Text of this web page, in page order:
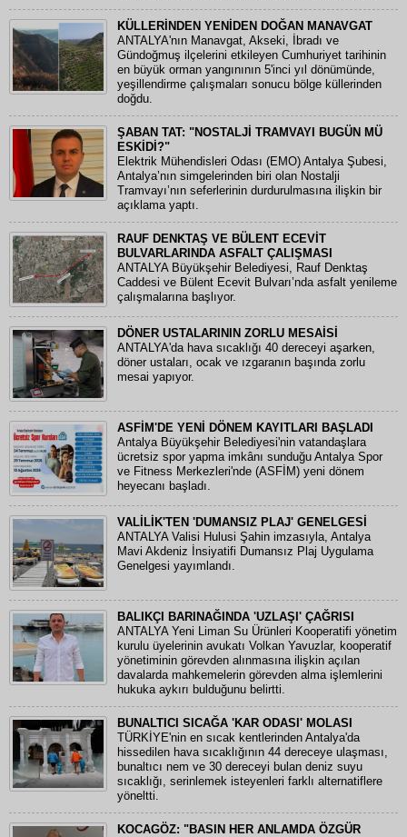
KÜLLERİNDEN YENİDEN DOĞAN MANAVGAT
ANTALYA'nın Manavgat, Akseki, İbradı ve
Gündoğmuş ilçelerini etkileyen Cumhuriyet tarihinin
en büyük orman yangınının 5'inci yıl dönümünde,
yeşillendirme çalışmaları sonucu bölge küllerinden
doğdu.
ŞABAN TAT: "NOSTALJİ TRAMVAYI BUGÜN MÜ
ESKİDİ?"
Elektrik Mühendisleri Odası (EMO) Antalya Şubesi,
Antalya’nın simgelerinden biri olan Nostalji
Tramvayı’nın seferlerinin durdurulmasına ilişkin bir
açıklama yaptı.
RAUF DENKTAŞ VE BÜLENT ECEVİT
BULVARLARINDA ASFALT ÇALIŞMASI
ANTALYA Büyükşehir Belediyesi, Rauf Denktaş
Caddesi ve Bülent Ecevit Bulvarı’nda asfalt yenileme
çalışmalarına başlıyor.
DÖNER USTALARININ ZORLU MESAİSİ
ANTALYA'da hava sıcaklığı 40 dereceyi aşarken,
döner ustaları, ocak ve ızgaranın başında zorlu
mesai yapıyor.
ASFİM'DE YENİ DÖNEM KAYITLARI BAŞLADI
Antalya Büyükşehir Belediyesi'nin vatandaşlara
ücretsiz spor yapma imkânı sunduğu Antalya Spor
ve Fitness Merkezleri'nde (ASFİM) yeni dönem
heyecanı başladı.
VALİLİK'TEN 'DUMANSIZ PLAJ' GENELGESİ
ANTALYA Valisi Hulusi Şahin imzasıyla, Antalya
Mavi Akdeniz İnsiyatifi Dumansız Plaj Uygulama
Genelgesi yayımlandı.
BALIKÇI BARINAĞINDA 'UZLAŞI' ÇAĞRISI
ANTALYA Yeni Liman Su Ürünleri Kooperatifi yönetim
kurulu üyelerinin avukatı Volkan Yavuzlar, kooperatif
yönetiminin görevden alınmasına ilişkin açılan
davalarda mahkemelerin görevden alma işlemlerini
hukuka aykırı bulduğunu belirtti.
BUNALTICI SICAĞA 'KAR ODASI' MOLASI
TÜRKİYE'nin en sıcak kentlerinden Antalya'da
hissedilen hava sıcaklığının 44 dereceye ulaşması,
bunaltıcı nem ve 30 dereceyi bulan deniz suyu
sıcaklığı, serinlemek isteyenleri farklı alternatiflere
yöneltti.
KOCAGÖZ: "BASIN HER ANLAMDA ÖZGÜR